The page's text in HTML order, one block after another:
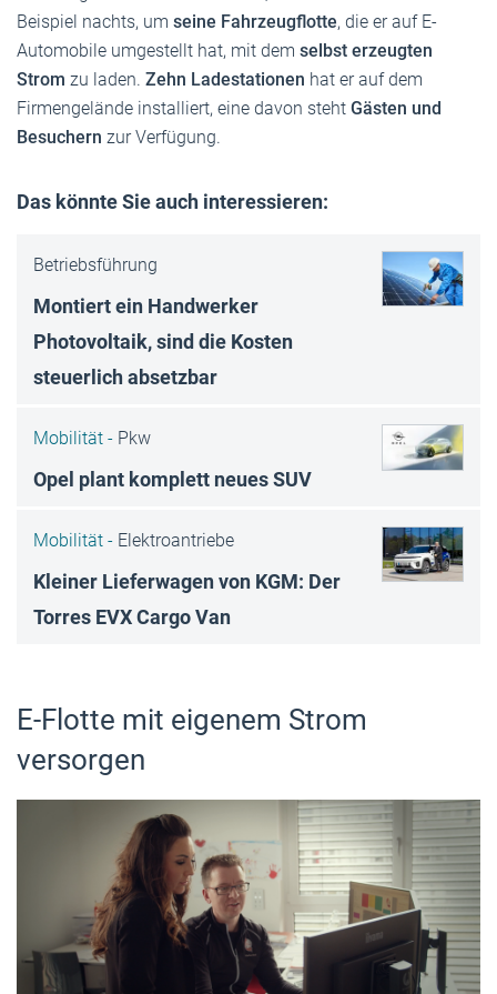
Beispiel nachts, um seine Fahrzeugflotte, die er auf E-
Automobile umgestellt hat, mit dem selbst erzeugten
Strom zu laden. Zehn Ladestationen hat er auf dem
Firmengelände installiert, eine davon steht Gästen und
Besuchern zur Verfügung.
Das könnte Sie auch interessieren:
Betriebsführung
Montiert ein Handwerker
Photovoltaik, sind die Kosten
steuerlich absetzbar
Mobilität - Pkw
Opel plant komplett neues SUV
Mobilität - Elektroantriebe
Kleiner Lieferwagen von KGM: Der
Torres EVX Cargo Van
E-Flotte mit eigenem Strom
versorgen